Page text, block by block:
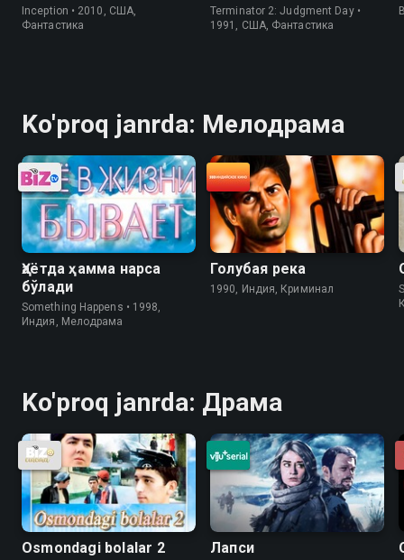
Inception • 2010, США,
Фантастика
Terminator 2: Judgment Day •
1991, США, Фантастика
Ko'proq janrda: Мелодрама
Ҳаётда ҳамма нарса
бўлади
Something Happens • 1998,
Индия, Мелодрама
Голубая река
1990, Индия, Криминал
Ko'proq janrda: Драма
Osmondagi bolalar 2 Лапси